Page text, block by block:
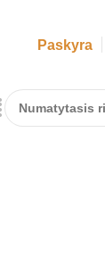
Paskyra